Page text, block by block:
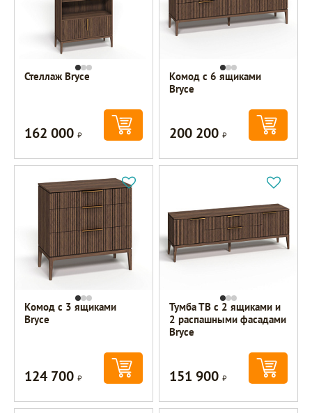
Стеллаж Bryce
162 000Р
Комод с 6 ящиками
Bryce
200 200Р
Комод с 3 ящиками
Bryce
124 700Р
Тумба ТВ с 2 ящиками и
2 распашными фасадами
Bryce
151 900Р